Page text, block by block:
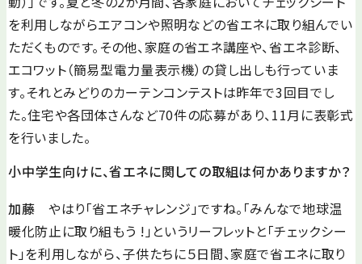
を利用しながらエアコンや照明などの省エネに取り組んでい
ただくものです。その他、家庭の省エネ講座や、省エネ診断、
エコワット（簡易型電力量表示機）の貸し出しも行っていま
す。それとみどりのカーテンコンテストは昨年で3回目でし
た。住宅や各団体さんなど70件の応募があり、11月に表彰式
を行いました。
小中学生向けに、省エネに関しての取組は何かありますか？
加藤 やはり「省エネチャレンジ」ですね。「みんなで地球温
暖化防止に取り組もう !」というリーフレットと「チェックシー
ト」を利用しながら、子供たちに５日間、家庭で省エネに取り